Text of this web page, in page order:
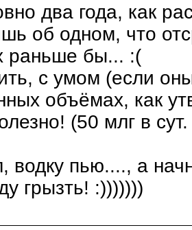
два года, как
об одном, что
раньше бы... :(
с умом (если
объёмах, как
(50 млг в
водку пью...., а
грызть! :)))))))